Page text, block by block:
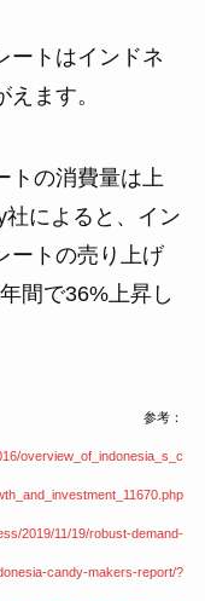
ートはインドネ
ます。
トの消費量は上
によると、イン
ートの売り上げ
間で36%上昇し
参考：
overview_of_indonesia_s_c
2019/11/19/robust-demand-
candy-makers-report/?